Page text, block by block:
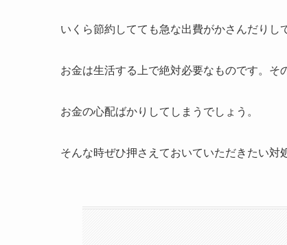
いくら節約してても急な出費がかさんだりし
お金は生活する上で絶対必要なものです。そ
お金の心配ばかりしてしまうでしょう。
そんな時ぜひ押さえておいていただきたい対